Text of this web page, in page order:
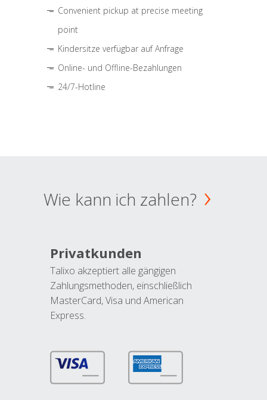
Convenient pickup at precise meeting
point
Kindersitze verfügbar auf Anfrage
Online- und Offline-Bezahlungen
24/7-Hotline
Wie kann ich zahlen?
Privatkunden
Talixo akzeptiert alle gängigen
Zahlungsmethoden, einschließlich
MasterCard, Visa und American
Express.